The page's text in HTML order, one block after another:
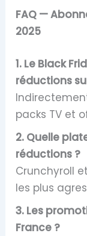
FAQ —
2025
1. Le Black
réductions
packs TV et
2. Quelle
réductions ?
Crunchyroll
les plus
3. Les
France ?